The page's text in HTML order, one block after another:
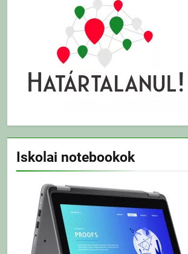
Iskolai notebookok